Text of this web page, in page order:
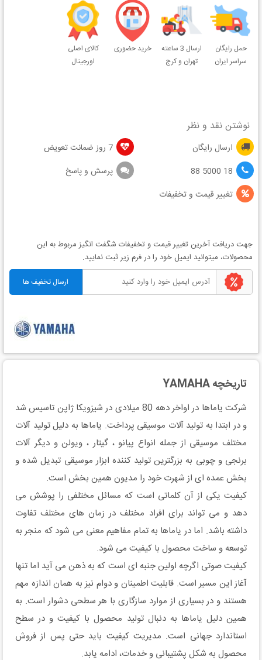
حمل رایگان
سراسر ایران
ارسال 3 ساعته
تهران و کرج
خرید حضوری
کالای اصلی
اورجینال
نوشتن نقد و نظر
ارسال رایگان
7 روز ضمانت تعویض
18 5000 88
پرسش و پاسخ
تغییر قیمت و تخفیفات
جهت دریافت آخرین تغییر قیمت و تخفیفات شگفت انگیز مربوط به این
محصولات، میتوانید ایمیل خود را در فرم زیر ثبت نمایید.
تاریخچه YAMAHA
شرکت یاماها در اواخر دهه 80 میلادی در شیزویکا ژاپن تاسیس شد
و در ابتدا به تولید آلات موسیقی پرداخت. یاماها به دلیل تولید آلات
مختلف موسیقی از جمله انواع پیانو ، گیتار ، ویولن و دیگر آلات
برنجی و چوبی به بزرگترین تولید کننده ابزار موسیقی تبدیل شده و
بخش عمده ای از شهرت خود را مدیون همین بخش است.
کیفیت یکی از آن کلماتی است که مسائل مختلفی را پوشش می
دهد و می تواند برای افراد مختلف در زمان های مختلف تفاوت
داشته باشد. اما در یاماها به تمام مفاهیم معنی می شود که منجر به
توسعه و ساخت محصول با کیفیت می شود.
کیفیت صوتی اگرچه اولین جنبه ای است که به ذهن می آید اما تنها
آغاز این مسیر است. قابلیت اطمینان و دوام نیز به همان اندازه مهم
هستند و در بسیاری از موارد سازگاری با هر سطحی دشوار است. به
همین دلیل یاماها به دنبال تولید محصول با کیفیت و در سطح
استاندارد جهانی است. مدیریت کیفیت باید حتی پس از فروش
محصول به شکل پشتیبانی و خدمات، ادامه یابد.